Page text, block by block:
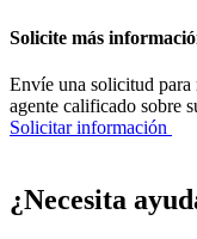
Solicite más
Envíe una solicitud para
agente calificado sobre
Solicitar información
¿Necesita